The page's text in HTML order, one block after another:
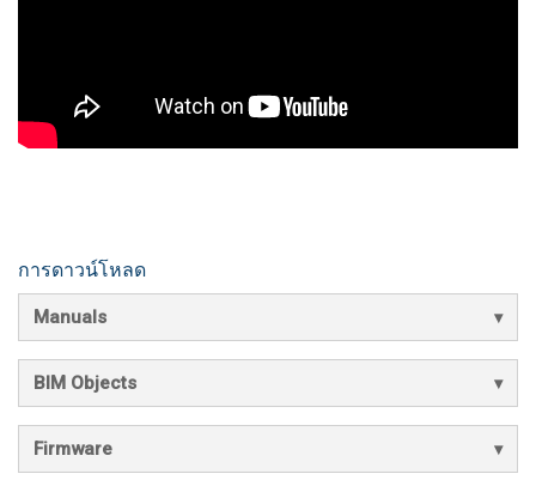
การดาวน์โหลด
Manuals
BIM Objects
Firmware